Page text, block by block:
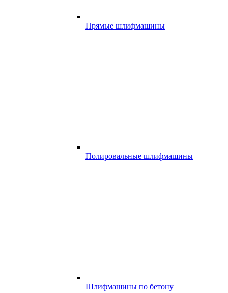
Прямые шлифмашины
Полировальные шлифмашины
Шлифмашины по бетону